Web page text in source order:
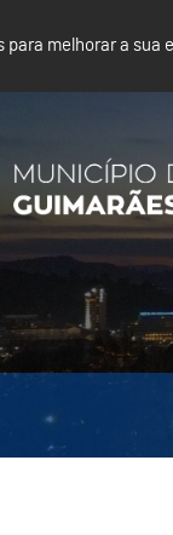
para melhorar a sua